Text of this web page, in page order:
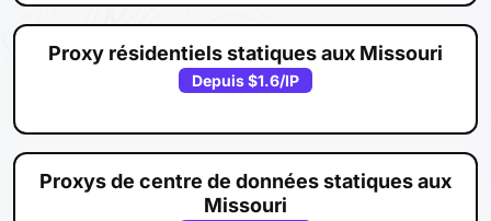
Proxy résidentiels statiques aux Missouri
Depuis$1.6/IP
Proxys de centre de données statiques aux
Missouri